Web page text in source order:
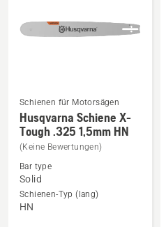
anzeigen,
Mehr
Details
zu
Husqvarna
Schiene
Schienen für Motorsägen
Husqvarna Schiene X-
Tough .325 1,5mm HN
(Keine Bewertungen)
Bar type
Solid
Schienen-Typ (lang)
HN